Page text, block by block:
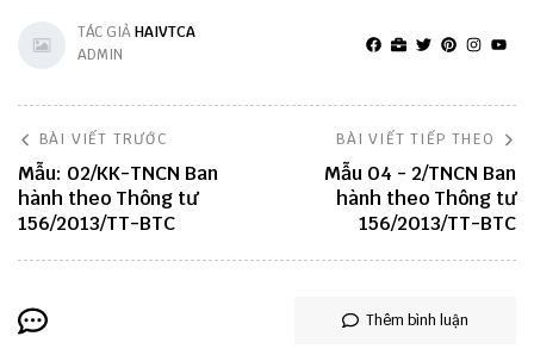
TÁC GIẢHAIVTCA
ADMIN
BÀI VIẾT TRƯỚC
Mẫu: 02/KK-TNCN Ban
hành theo Thông tư
156/2013/TT-BTC
BÀI VIẾT TIẾP THEO
Mẫu 04 - 2/TNCN Ban
hành theo Thông tư
156/2013/TT-BTC
Thêm bình luận